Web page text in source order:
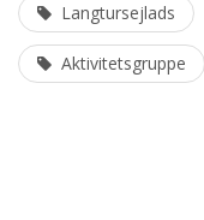
Langtursejlads
Aktivitetsgruppe